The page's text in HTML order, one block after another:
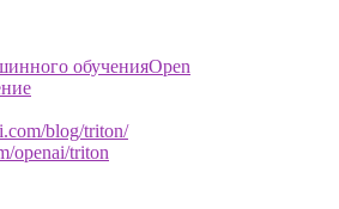
обученияOpen
blog/triton/
openai/triton